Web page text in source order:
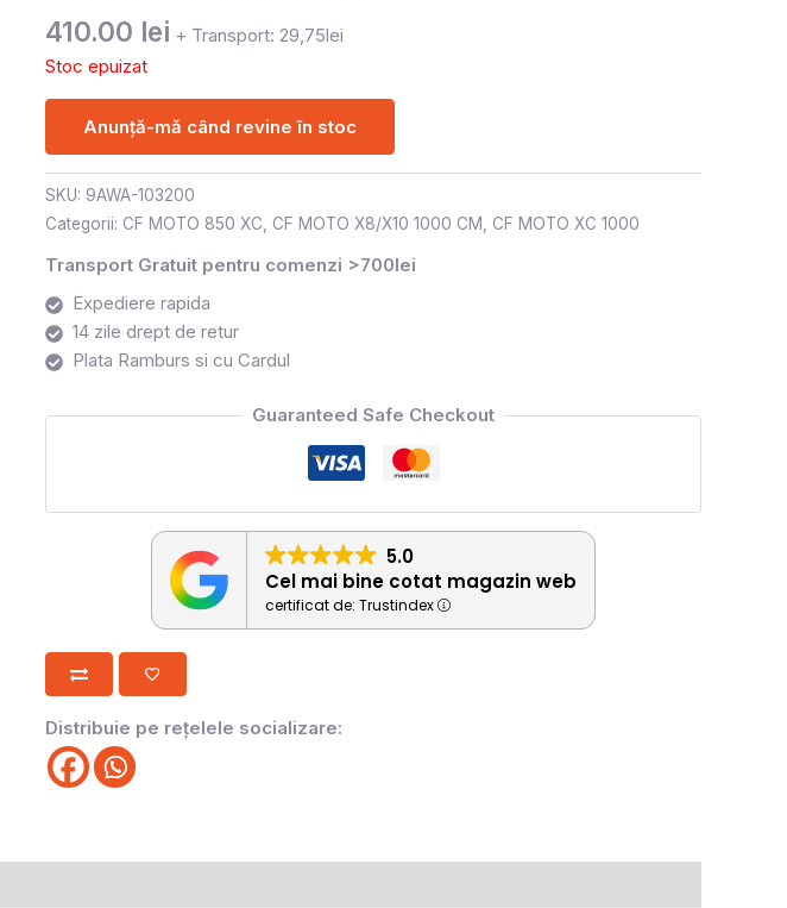
410.00 lei + Transport: 29,75lei
Stoc epuizat
Anunță-mă când revine în stoc
SKU: 9AWA-103200
Categorii: CF MOTO 850 XC, CF MOTO X8/X10 1000 CM, CF MOTO XC 1000
Transport Gratuit pentru comenzi >700lei
Expediere rapida
14 zile drept de retur
Plata Ramburs si cu Cardul
Guaranteed Safe Checkout
5.0
Cel mai bine cotat magazin web
certificat de: Trustindex
Distribuie pe rețelele socializare: